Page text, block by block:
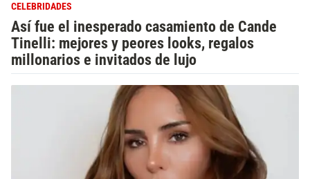
CELEBRIDADES
Así fue el inesperado casamiento de Cande
Tinelli: mejores y peores looks, regalos
millonarios e invitados de lujo